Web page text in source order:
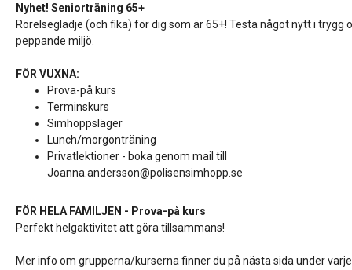
Nyhet! Seniorträning 65+
Rörelseglädje (och fika) för dig som är 65+! Testa något nytt i trygg
peppande miljö.
FÖR VUXNA:
Prova-på kurs
Terminskurs
Simhoppsläger
Lunch/morgonträning
Privatlektioner - boka genom mail till
Joanna.andersson@polisensimhopp.se
FÖR HELA FAMILJEN - Prova-på kurs
Perfekt helgaktivitet att göra tillsammans!
Mer info om grupperna/kurserna finner du på nästa sida under varje